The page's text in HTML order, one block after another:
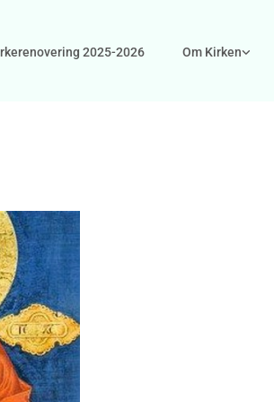
2025-2026 Om Kirken